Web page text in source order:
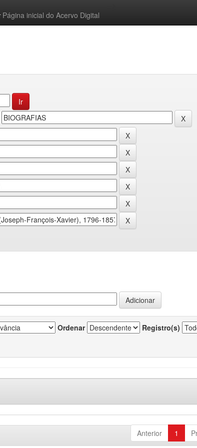
Página inicial do Acervo Digital
Ordenar Registro(s)
Anterior 1